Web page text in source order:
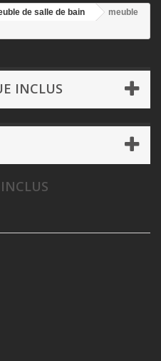
de salle de bain
meuble
INCLUS